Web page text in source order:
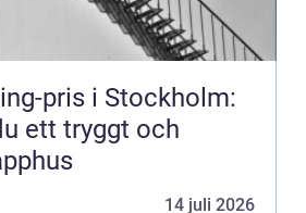
pris i Stockholm:
ett tryggt och
14 juli 2026